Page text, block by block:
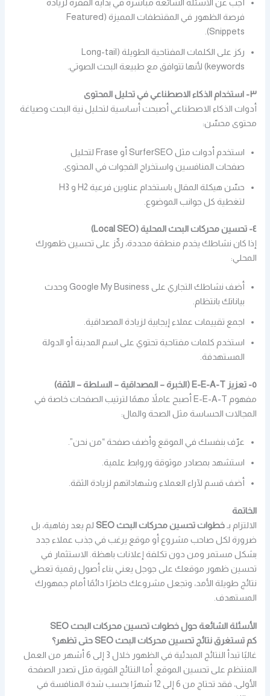
أجب عن الأسئلة الشائعة مباشرة في بداية الفقرة لزيادة
فرصة الظهور في المقتطفات المميزة (Featured
Snippets).
ركز على الكلمات المفتاحية الطويلة (Long-tail
keywords) لأنها تتوافق مع طبيعة البحث الصوتي.
٣- استخدام الذكاء الاصطناعي في تحليل المحتوى
أدوات الذكاء الاصطناعي أصبحت أساسية لتحليل نية البحث وصياغة
محتوى محسّن:
استخدم أدوات مثل SurferSEO أو Frase لتحليل
صفحات المنافسين واستخراج الفجوات في المحتوى.
حسّن هيكلة المقال باستخدام عناوين فرعية H2 و H3
لتغطية كل جوانب الموضوع.
٤- تحسين محركات البحث المحلية (Local SEO)
إذا كان نشاطك يخدم منطقة محددة، ركّز على تحسين ظهورك
المحلي:
أضف نشاطك التجاري على Google My Business وحدث
بياناتك بانتظام.
اجمع تقييمات عملاء إيجابية لزيادة المصداقية.
استخدم كلمات مفتاحية تحتوي على اسم المدينة أو الدولة
المستهدفة.
٥- تعزيز E-E-A-T (الخبرة – المصداقية – السلطة – الثقة)
مفهوم E-E-A-T أصبح عاملاً مهمًا لترتيب الصفحات خاصة في
المجالات الحساسة مثل الصحة والمال:
عرّف بنفسك في الموقع وأضف صفحة “من نحن”.
استشهد بمصادر موثوقة وروابط علمية.
أضف قسم لآراء العملاء وشهاداتهم لزيادة الثقة.
الخاتمة
الالتزام بـخطوات تحسين محركات البحث SEO
لم يعد رفاهية، بل
ضرورة لكل صاحب مشروع أو موقع يرغب في جذب عملاء جدد
بشكل مستمر ومن دون تكلفة إعلانات باهظة. الاستثمار في
تحسين ظهور موقعك على جوجل يعني بناء أصول رقمية تعطي
نتائج طويلة الأمد، وتجعل مشروعك حاضرًا دائمًا أمام جمهورك
المستهدف.
الأسئلة الشائعة حول خطوات تحسين محركات البحث SEO
كم تستغرق نتائج تحسين محركات البحث SEO حتى تظهر؟
غالبًا تبدأ النتائج المبدئية في الظهور خلال 3 إلى 6 أشهر من العمل
المنتظم على تحسين الموقع. أما النتائج القوية مثل تصدر الصفحة
الأولى، فقد تحتاج من 6 إلى 12 شهرًا بحسب شدة المنافسة في